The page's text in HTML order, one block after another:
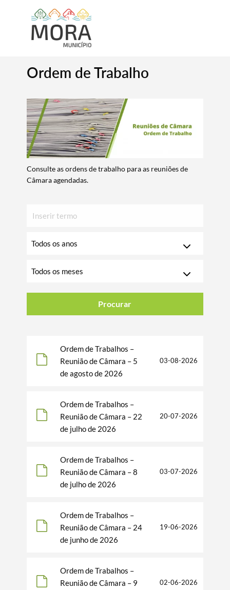
Termo de Pesquisa
Ordem de Trabalho
Consulte as ordens de trabalho para as reuniões de
Câmara agendadas.
pesquisar
mês
Procurar
Ordem de Trabalhos –
Reunião de Câmara – 5
de agosto de 2026
03-08-2026
Ordem de Trabalhos –
Reunião de Câmara – 22
de julho de 2026
20-07-2026
Ordem de Trabalhos –
Reunião de Câmara – 8
de julho de 2026
03-07-2026
Ordem de Trabalhos –
Reunião de Câmara – 24
de junho de 2026
19-06-2026
Ordem de Trabalhos –
Reunião de Câmara – 9
02-06-2026